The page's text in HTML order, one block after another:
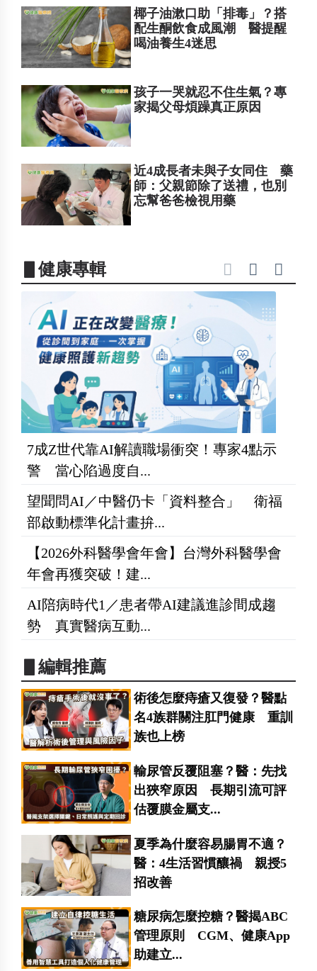
椰子油漱口助「排毒」？搭
配生酮飲食成風潮 醫提醒
喝油養生4迷思
孩子一哭就忍不住生氣？專
家揭父母煩躁真正原因
近4成長者未與子女同住 藥
師：父親節除了送禮，也別
忘幫爸爸檢視用藥
▋健康專輯
7成Z世代靠AI解讀職場衝突！專家4點示
警 當心陷過度自...
望聞問AI／中醫仍卡「資料整合」 衛福
部啟動標準化計畫拚...
【2026外科醫學會年會】台灣外科醫學會
年會再獲突破！建...
AI陪病時代1／患者帶AI建議進診間成趨
勢 真實醫病互動...
▋編輯推薦
術後怎麼痔瘡又復發？醫點
名4族群關注肛門健康 重訓
族也上榜
輸尿管反覆阻塞？醫：先找
出狹窄原因 長期引流可評
估覆膜金屬支...
夏季為什麼容易腸胃不適？
醫：4生活習慣釀禍 親授5
招改善
糖尿病怎麼控糖？醫揭ABC
管理原則 CGM、健康App
助建立...